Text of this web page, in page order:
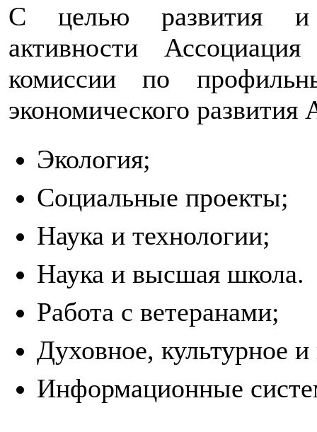
С целью развития и
активности
комиссии по
экономического
Экология;
Социальные проекты;
Наука и технологии;
Наука и высшая школа.
Работа с ветеранами;
Духовное, культурное
Информационные